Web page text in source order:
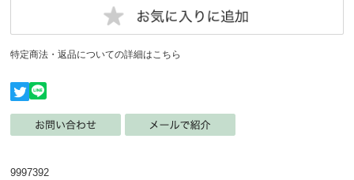
特定商法・返品についての詳細はこちら
9997392